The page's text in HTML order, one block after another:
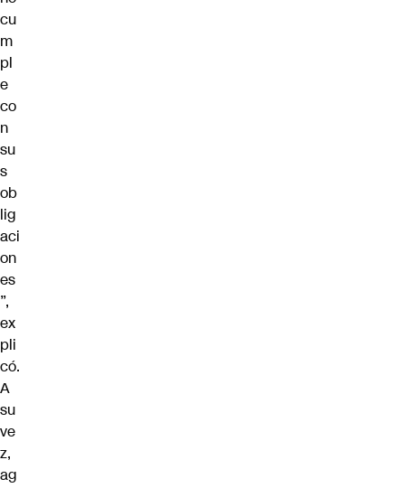
cu
m
pl
e
co
n
su
s
ob
lig
aci
on
es
”,
ex
pli
có.
A
su
ve
z,
ag